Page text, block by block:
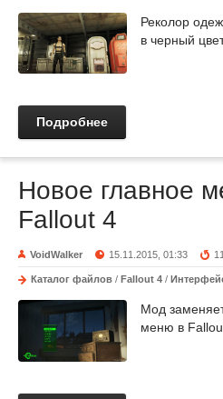
Реколор
в черный
Подробнее
Новое главное
Fallout 4
VoidWalker 15.11.2015, 01:33
Каталог файлов / Fallout 4 /
Мод
меню в